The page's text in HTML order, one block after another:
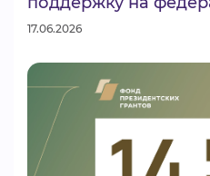
ОРГАНИЗАЦИИ
ПРОЕКТЫ
АНАЛИТИКА
17.06.2026